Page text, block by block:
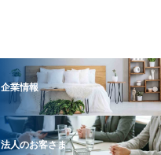
企業情報
法人のお客さま